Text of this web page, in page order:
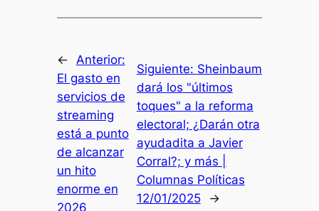
←
Anterior:
El gasto en
servicios de
streaming
está a punto
de alcanzar
un hito
enorme en
2026
Siguiente: Sheinbaum
dará los "últimos
toques" a la reforma
electoral; ¿Darán otra
ayudadita a Javier
Corral?; y más |
Columnas Políticas
12/01/2025
→